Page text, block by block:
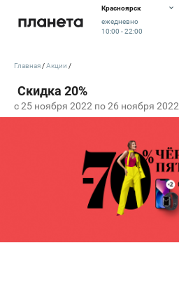
Красноярск
ежедневно
10:00 - 22:00
c 25 ноября 2022 по 26 ноября 2022
Главная Акции